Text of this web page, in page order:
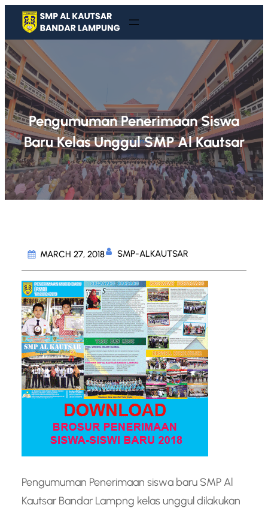
Skip
content
Pengumuman Penerimaan Siswa
Baru Kelas Unggul SMP Al Kautsar
MARCH 27, 2018 SMP-ALKAUTSAR
Pengumuman Penerimaan siswa baru SMP Al
Kautsar Bandar Lampng kelas unggul dilakukan